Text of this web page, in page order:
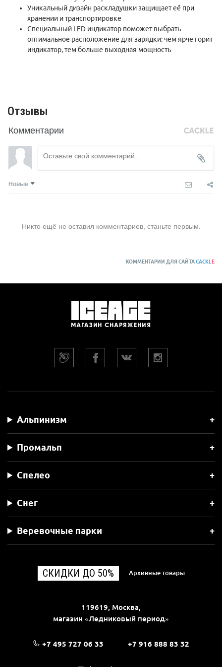
Уникальный дизайн раскладушки защищает её при
хранении и транспортировке
Специальный LED индикатор поможет выбрать
оптимальное расположение для зарядки: чем ярче горит
индикатор, тем больше выходная мощность
Отзывы
Комментарии
Новые
Никто ещё не оставил комментариев, станьте первым.
КОММЕНТАРИИ ДЛЯ САЙТАCACKLE
Альпинизм
Промальп
Спелео
Снег
Веревочные парки
СКИДКИ ДО 50% Архивные товары
119619, Москва,
магазин «Ледниковый период»
+7 495 727 06 33 +7 916 888 83 32